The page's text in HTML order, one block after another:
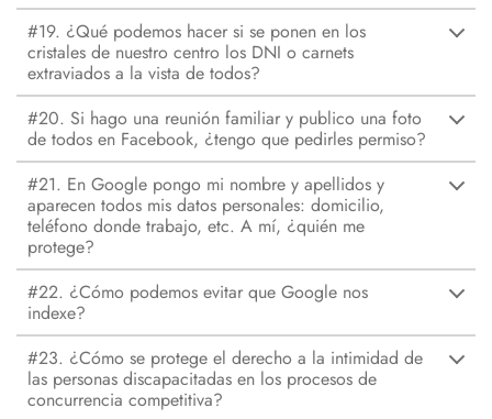
#19. ¿Qué podemos hacer si se ponen en los
cristales de nuestro centro los DNI o carnets
extraviados a la vista de todos?
#20. Si hago una reunión familiar y publico una foto
de todos en Facebook, ¿tengo que pedirles permiso?
#21. En Google pongo mi nombre y apellidos y
aparecen todos mis datos personales: domicilio,
teléfono donde trabajo, etc. A mí, ¿quién me
protege?
#22. ¿Cómo podemos evitar que Google nos
indexe?
#23. ¿Cómo se protege el derecho a la intimidad de
las personas discapacitadas en los procesos de
concurrencia competitiva?